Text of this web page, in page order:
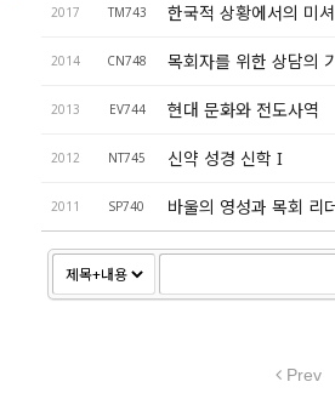
2017 TM743 한국적 상황에서의 미
2014 CN748 목회자를 위한 상담의
2013 EV744 현대 문화와 전도사역
2012 NT745 신약 성경 신학 I
2011 SP740 바울의 영성과 목회 리
Prev